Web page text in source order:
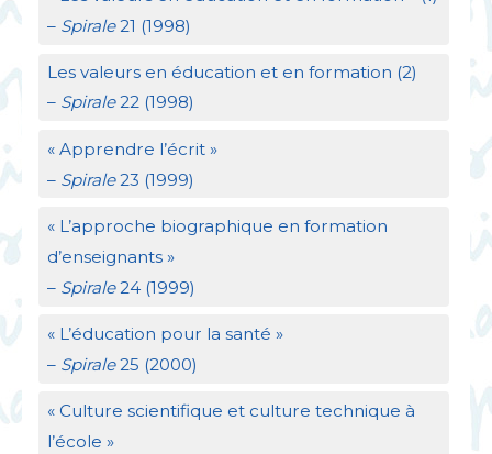
– Spirale21 (1998)
Les valeurs en éducation et en formation (2)
–Spirale22 (1998)
« Apprendre l’écrit »
– Spirale23 (1999)
« L’approche biographique en formation
d’enseignants »
– Spirale24 (1999)
« L’éducation pour la santé »
– Spirale25 (2000)
« Culture scientifique et culture technique à
l’école »